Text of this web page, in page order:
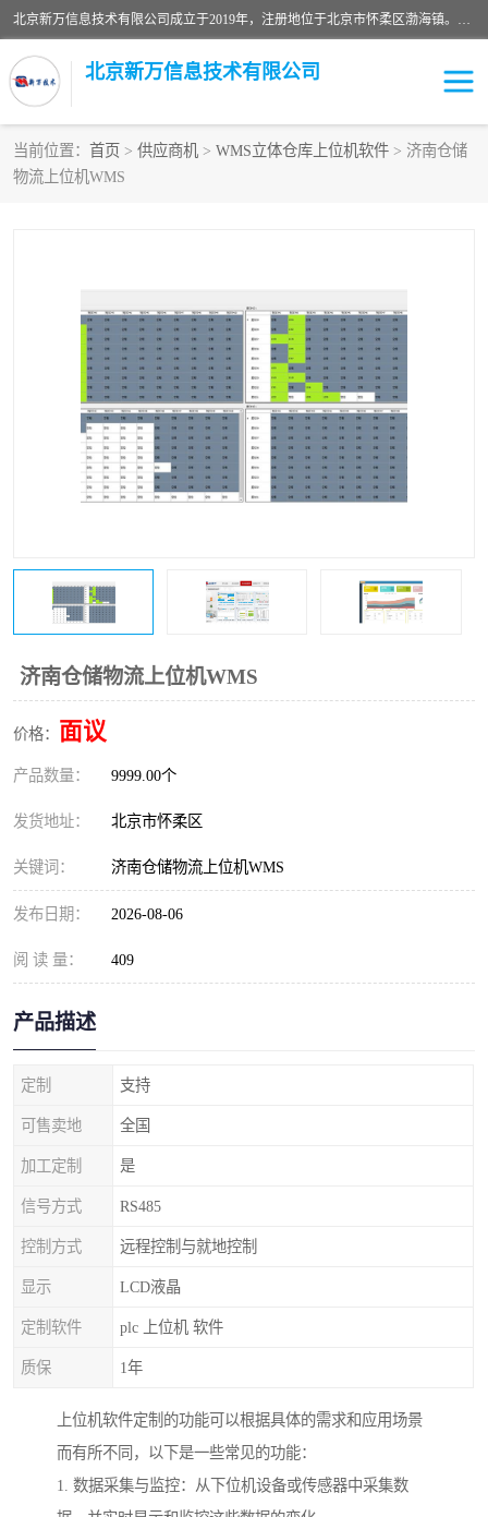
北京新万信息技术有限公司成立于2019年，注册地位于北京市怀柔区渤海镇。经营范围包括：计算机软硬件及外围设备制造，计算器设备制造，信息系统集成服务，网络与信息安全软件开发，计算机软硬件及辅助设备零售，计算机系统服务，仪器仪表、电力电子元器件、电子专用设备销售，电子专用设备制造，工业机器人销售，工业机器人制造，工业机器人安装、维修，智能机器人销售，软件开发、销售，电子元器件制造、零售、批发。
北京新万信息技术有限公司
当前位置： 首页 > 供应商机 > WMS立体仓库上位机软件 > 济南仓储
物流上位机WMS
济南仓储物流上位机WMS
价格： 面议
产品数量： 9999.00个
发货地址： 北京市怀柔区
关键词： 济南仓储物流上位机WMS
发布日期： 2026-08-06
阅 读 量： 409
产品描述
定制 支持
可售卖地 全国
加工定制 是
信号方式 RS485
控制方式 远程控制与就地控制
显示 LCD液晶
定制软件 plc 上位机 软件
质保 1年
上位机软件定制的功能可以根据具体的需求和应用场景
而有所不同，以下是一些常见的功能：
1. 数据采集与监控：从下位机设备或传感器中采集数
密炼机上辅机系统
WMS
数据采集和条码追溯 仓库控制系统上位机软件
WCS
物流立库控制上位机软件 车间集群控制系统软件
PDA手持终端WinCE上位
机软件
自动化监控软件定制
WMS和WCS二合一 自动化仓库WMS
运动控制上位机软件 车间电子看板
物流线调度控制软件
PLC上位机软件
WCS仓储物流上位机软件
WMS立体仓库上位机软